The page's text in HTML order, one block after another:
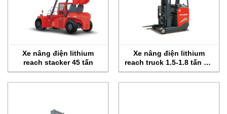
Xe nâng điện lithium
reach stacker 45 tấn
Xe nâng điện lithium
reach truck 1.5-1.8 tấn G2
series